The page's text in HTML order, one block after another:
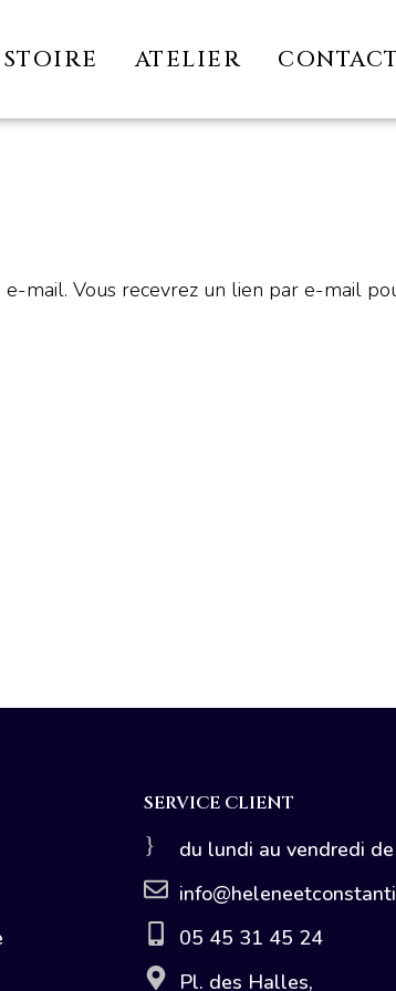
ATELIER CONTACT
mail. Vous recevrez un lien par e-mail
SERVICE CLIENT
du lundi au vendredi
05 45 31 45 24
Pl. des Halles,